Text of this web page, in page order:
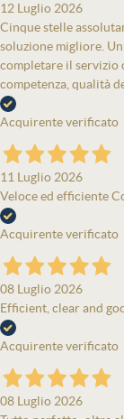
12 Luglio 2026
Cinque stelle
soluzione migliore.
completare il servizio
competenza, qualità
Acquirente verificato
11 Luglio 2026
Veloce ed efficiente
Acquirente verificato
08 Luglio 2026
Efficient, clear and
Acquirente verificato
08 Luglio 2026